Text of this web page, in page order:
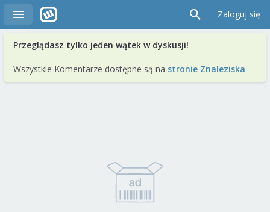
Zaloguj się
Przeglądasz tylko jeden wątek w dyskusji!
Wszystkie Komentarze dostępne są na stronie Znaleziska.